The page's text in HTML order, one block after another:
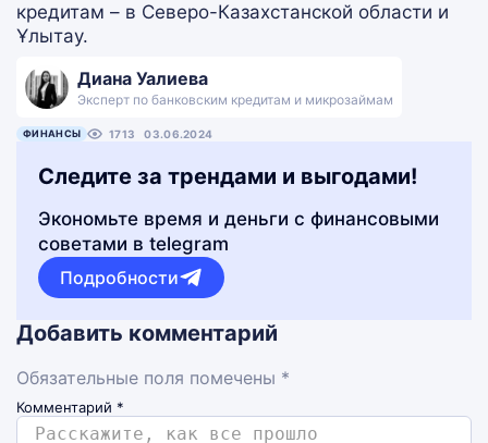
кредитам – в Северо-Казахстанской области и
Ұлытау.
Диана Уалиева
Эксперт по банковским кредитам и микрозаймам
ФИНАНСЫ 1713 03.06.2024
Следите за трендами и выгодами!
Экономьте время и деньги с финансовыми
советами в telegram
Подробности
Добавить комментарий
Обязательные поля помечены *
Комментарий *